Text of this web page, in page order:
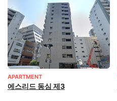
APARTMENT
에스리드 동심 제3